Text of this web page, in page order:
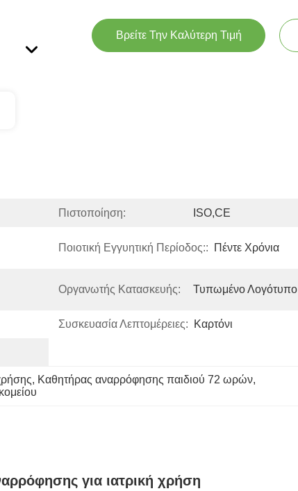
Βρείτε Την Καλύτερη Τιμή
Πιστοποίηση: ISO,CE
Ποιοτική Εγγυητική Περίοδος:: Πέντε Χρόνια
Οργανωτής Κατασκευής: Τυπωμένο Λογότυπο
Συσκευασία Λεπτομέρειες: Καρτόνι
, Καθητήρας αναρρόφησης παιδιού 72 ωρών,
για ιατρική χρήση